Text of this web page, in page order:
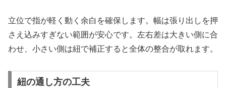
立位で指が軽く動く余白を確保します。幅は張り出しを押
さえ込みすぎない範囲が安心です。左右差は大きい側に合
わせ、小さい側は紐で補正すると全体の整合が取れます。
紐の通し方の工夫